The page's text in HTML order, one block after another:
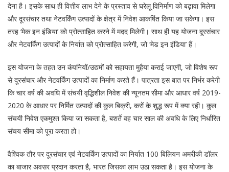
देना है। इसके साथ ही वित्तीय लाभ देने के प्रस्ताव से घरेलू विनिर्माण को बढ़ावा मिलेगा
और दूरसंचार तथा नेटवर्किंग उत्पादों के क्षेत्र में निवेश आकर्षित किया जा सकेगा। इस
तरह ‘मेक इन इंडिया’ को प्रोत्साहित करने में मदद मिलेगी। साथ ही यह योजना दूरसंचार
और नेटवर्किंग उत्पादों के निर्यात को प्रोत्साहित करेगी, जो ‘मेड इन इंडिया’ हैं।
इस योजना के तहत उन कंपनियों/उद्यमों को सहायता मुहैया कराई जाएगी, जो विशेष रूप
से दूरसंचार और नेटवर्किंग उत्पादों का निर्माण करते हैं। पात्रता इस बात पर निर्भर करेगी
कि चार वर्ष की अवधि में संचयी वृद्धिशील निवेश की न्यूनतम सीमा और आधार वर्ष 2019-
2020 के आधार पर निर्मित उत्पादों की कुल बिक्री, करों के शुद्ध रूप में क्या रही। कुल
संचयी निवेश एकमुश्त किया जा सकता है, बशर्ते वह चार साल की अवधि के लिए निर्धारित
संचय सीमा को पूरा करता हो।
वैश्विक तौर पर दूरसंचार एवं नेटवर्किंग उत्पादों का निर्यात 100 बिलियन अमरीकी डॉलर
का बाजार अवसर प्रदान करता है, भारत जिसका लाभ उठा सकता है। इस योजना के